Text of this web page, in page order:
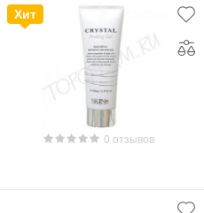
0 отзывов
Хит